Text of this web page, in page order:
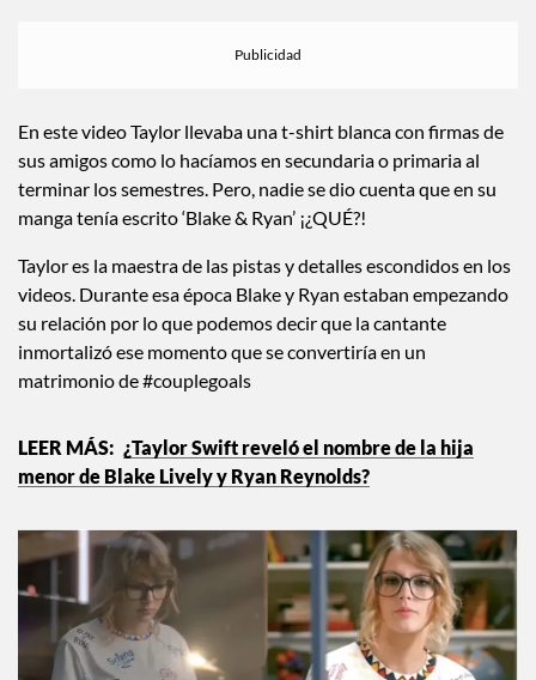
En este video Taylor llevaba una t-shirt blanca con firmas de
sus amigos como lo hacíamos en secundaria o primaria al
terminar los semestres. Pero, nadie se dio cuenta que en su
Taylor es la maestra de las pistas y detalles escondidos en los
videos. Durante esa época Blake y Ryan estaban empezando
su relación por lo que podemos decir que la cantante
inmortalizó ese momento que se convertiría en un
¿Taylor Swift reveló el nombre de la hija